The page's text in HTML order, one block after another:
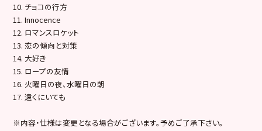
10. チョコの行方
11. Innocence
12. ロマンスロケット
13. 恋の傾向と対策
14. 大好き
15. ロープの友情
16. 火曜日の夜、水曜日の朝
17. 遠くにいても
※内容・仕様は変更となる場合がございます。予めご了承下さい。